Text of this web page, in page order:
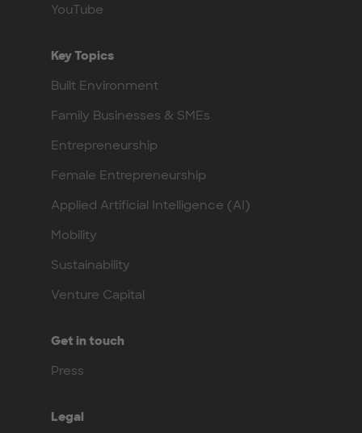
YouTube
Key Topics
Built Environment
Family Businesses & SMEs
Entrepreneurship
Female Entrepreneurship
Applied Artificial Intelligence (AI)
Mobility
Sustainability
Venture Capital
Get in touch
Press
Legal